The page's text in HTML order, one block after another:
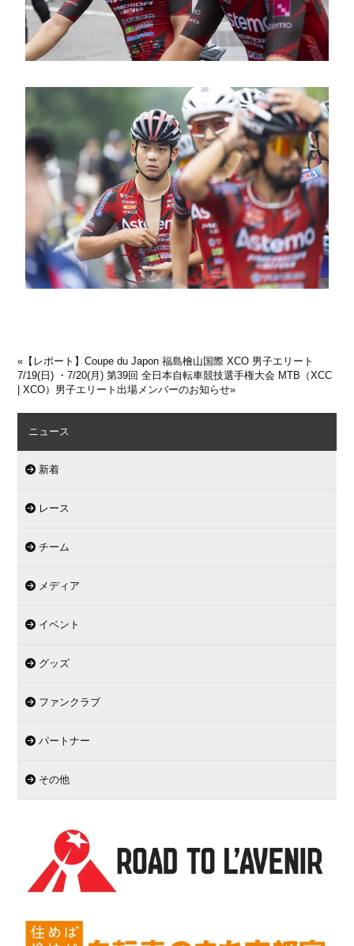
« 【レポート】Coupe du Japon 福島檜山国際 XCO 男子エリート
7/19(日) ・7/20(月) 第39回 全日本自転車競技選手権大会 MTB（XCC
| XCO）男子エリート出場メンバーのお知らせ»
ニュース
新着
レース
チーム
メディア
イベント
グッズ
ファンクラブ
パートナー
その他